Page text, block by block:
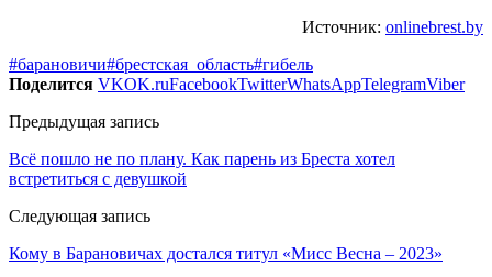
Источник: onlinebrest.by
#барановичи#брестская_область#гибель
Поделится VKOK.ruFacebookTwitterWhatsAppTelegramViber
Предыдущая запись
Всё пошло не по плану. Как парень из Бреста хотел
встретиться с девушкой
Следующая запись
Кому в Барановичах достался титул «Мисс Весна – 2023»